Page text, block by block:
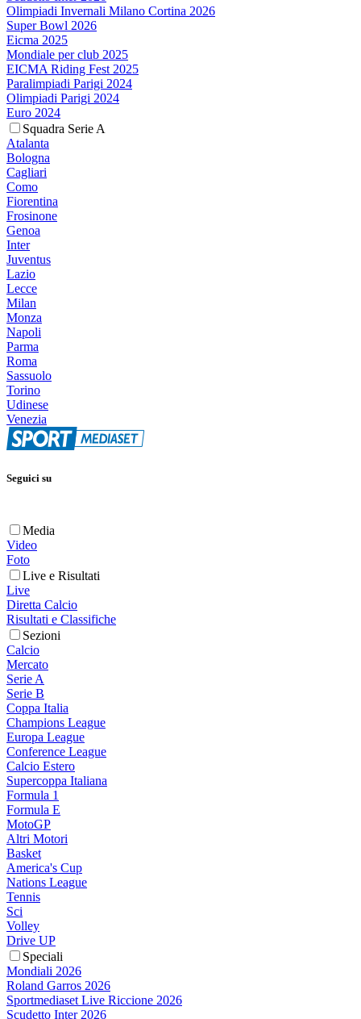
Olimpiadi Invernali Milano Cortina 2026
Super Bowl 2026
Eicma 2025
Mondiale per club 2025
EICMA Riding Fest 2025
Paralimpiadi Parigi 2024
Olimpiadi Parigi 2024
Euro 2024
Squadra Serie A
Atalanta
Bologna
Cagliari
Como
Fiorentina
Frosinone
Genoa
Inter
Juventus
Lazio
Lecce
Milan
Monza
Napoli
Parma
Roma
Sassuolo
Torino
Udinese
Venezia
Seguici su
Media
Video
Foto
Live e Risultati
Live
Diretta Calcio
Risultati e Classifiche
Sezioni
Calcio
Mercato
Serie A
Serie B
Coppa Italia
Champions League
Europa League
Conference League
Calcio Estero
Supercoppa Italiana
Formula 1
Formula E
MotoGP
Altri Motori
Basket
America's Cup
Nations League
Tennis
Sci
Volley
Drive UP
Speciali
Mondiali 2026
Roland Garros 2026
Sportmediaset Live Riccione 2026
Scudetto Inter 2026